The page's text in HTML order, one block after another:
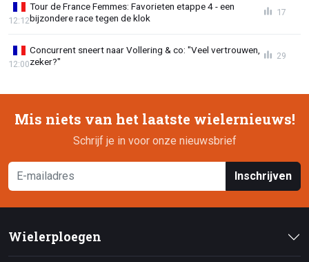
Tour de France Femmes: Favorieten etappe 4 - een
bijzondere race tegen de klok
12:12
17
Concurrent sneert naar Vollering & co: "Veel vertrouwen,
zeker?"
12:00
29
Mis niets van het laatste wielernieuws!
Schrijf je in voor onze nieuwsbrief
Inschrijven
Wielerploegen